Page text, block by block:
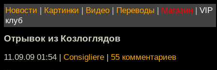
Новости | Картинки | Видео | Переводы | Магазин | VIP
клуб
Отрывок из Козлоглядов
11.09.09 01:54 | Consigliere | 55 комментариев